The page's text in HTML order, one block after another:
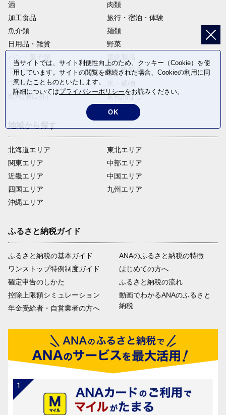
酒
肉類
加工食品
旅行・宿泊・体験
魚介類
麺類
日用品・雑貨
野菜
フルーツ
卵・乳製品
ファッション
飲料(酒以外)
返礼品なし
北海道エリア
関東エリア
近畿エリア
四国エリア
沖縄エリア
東北エリア
中部エリア
中国エリア
九州エリア
ふるさと納税ガイド
ふるさと納税の基本ガイド
ワンストップ特例制度ガイド
確定申告のしかた
控除上限額シミュレーション
年金受給者・自営業者の方へ
ANAのふるさと納税の特徴
はじめての方へ
ふるさと納税の流れ
動画でわかるANAのふるさと
納税
当サイトでは、サイト利便性向上のため、クッキー（Cookie）を使
用しています。サイトの閲覧を継続された場合、Cookieの利用に同
意したことものといたします。
詳細についてはプライバシーポリシーをお読みください。
OK